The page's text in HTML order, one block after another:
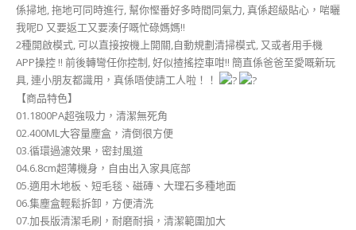
係掃地, 拖地可同時進行, 幫你慳番好多時間同氣力, 真係超級貼心，啱曬
我呢D 又要返工又要湊仔嘅忙碌媽媽!!
2種開啟模式, 可以直接按機上開關,自動規劃清掃模式, 又或者用手機
APP操控 !! 前後轉彎任你控制, 好似揸搖控車咁!! 簡直係爸爸至愛嘅新玩
具, 連小朋友都識用，真係唔使請工人啦！！
【商品特色】
01.1800PA超強吸力，清潔無死角
02.400ML大容量塵盒，清倒很方便
03.循環過濾效果，密封風道
04.6.8cm超薄機身，自由出入家具底部
05.適用木地板、短毛毯、磁磚、大理石多種地面
06.集塵盒輕鬆拆卸，方便清洗
07.加長版清潔毛刷，耐磨耐損，清潔範圍加大